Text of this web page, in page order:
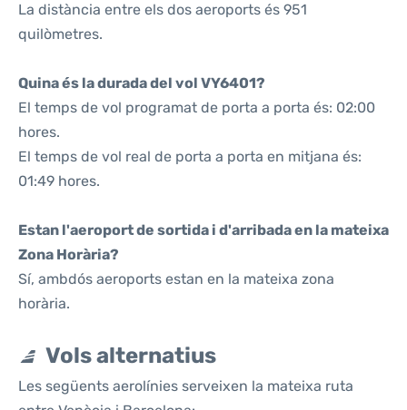
La distància entre els dos aeroports és 951
quilòmetres.
Quina és la durada del vol VY6401?
El temps de vol programat de porta a porta és: 02:00
hores.
El temps de vol real de porta a porta en mitjana és:
01:49 hores.
Estan l'aeroport de sortida i d'arribada en la mateixa
Zona Horària?
Sí, ambdós aeroports estan en la mateixa zona
horària.
Vols alternatius
Les següents aerolínies serveixen la mateixa ruta